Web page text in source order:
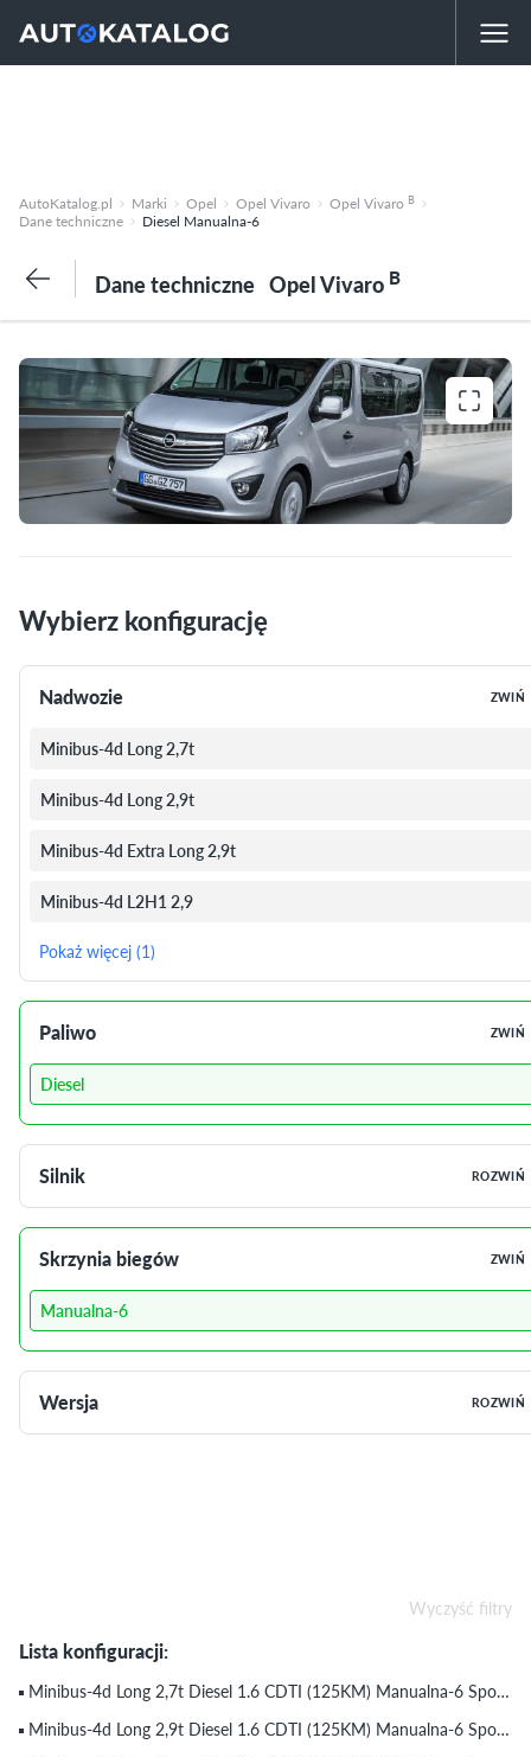
AutoKatalog.pl Marki Opel Opel Vivaro Opel Vivaro B
Dane techniczne Diesel Manualna-6
Dane techniczne Opel Vivaro B
Wybierz konfigurację
Nadwozie ZWIŃ
Minibus-4d Long 2,7t
Minibus-4d Long 2,9t
Minibus-4d Extra Long 2,9t
Minibus-4d L2H1 2,9
Pokaż więcej (1)
Paliwo ZWIŃ
Diesel
Silnik ROZWIŃ
Skrzynia biegów ZWIŃ
Manualna-6
Wersja ROZWIŃ
Wyczyść filtry
Lista konfiguracji:
Minibus-4d Long 2,7t Diesel 1.6 CDTI (125KM) Manualna-6 Sport (do 22.07.2017)
Minibus-4d Long 2,9t Diesel 1.6 CDTI (125KM) Manualna-6 Sport (do 22.07.2017)